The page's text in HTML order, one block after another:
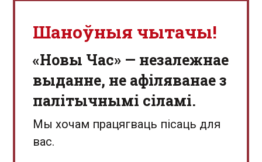
Шаноўныя чытачы!
«Новы Час» — незалежнае
выданне, не афіляванае з
палітычнымі сіламі.
Мы хочам працягваць пісаць для
вас.